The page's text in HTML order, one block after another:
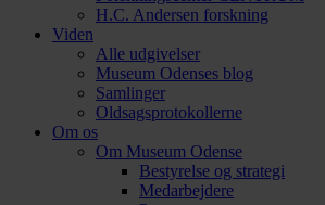
H.C. Andersen forskning
Viden
Alle udgivelser
Museum Odenses blog
Samlinger
Oldsagsprotokollerne
Om os
Om Museum Odense
Bestyrelse og strategi
Medarbejdere